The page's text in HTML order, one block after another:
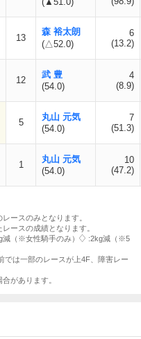
13
森 裕太朗
(△52.0)
6
(13.2)
12
武 豊
(54.0)
4
(8.9)
5
丸山 元気
(54.0)
7
(51.3)
1
丸山 元気
(54.0)
10
(47.2)
ースのみとなります。
ースの成績となります。
減（※女性騎手のみ）
:2kg減（※5
は一部のレースが上4F、障害レー
があります。